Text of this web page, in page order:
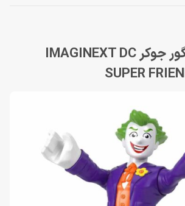
خرید اکشن فیگور جوکر IMAGINEXT DC
SUPER